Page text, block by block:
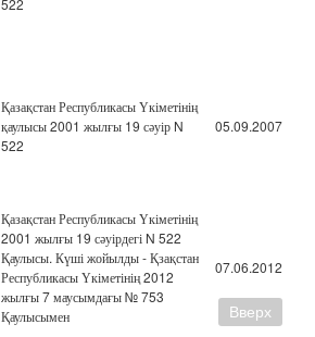
522
Қазақстан Республикасы Үкіметінің
қаулысы 2001 жылғы 19 сәуір N
522
05.09.2007
Қазақстан Республикасы Үкіметінің
2001 жылғы 19 сәуірдегі N 522
Қаулысы. Күші жойылды - Қзақстан
Республикасы Үкіметінің 2012
жылғы 7 маусымдағы № 753
Қаулысымен
07.06.2012
Вверх